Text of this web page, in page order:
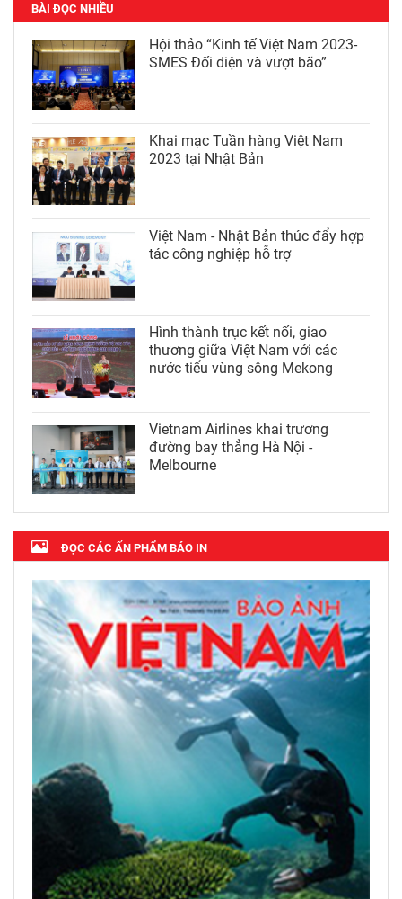
BÀI ĐỌC NHIỀU
Hội thảo “Kinh tế Việt Nam 2023-
SMES Đối diện và vượt bão”
Khai mạc Tuần hàng Việt Nam
2023 tại Nhật Bản
Việt Nam - Nhật Bản thúc đẩy hợp
tác công nghiệp hỗ trợ
Hình thành trục kết nối, giao
thương giữa Việt Nam với các
nước tiểu vùng sông Mekong
Vietnam Airlines khai trương
đường bay thẳng Hà Nội -
Melbourne
ĐỌC CÁC ẤN PHẨM BÁO IN